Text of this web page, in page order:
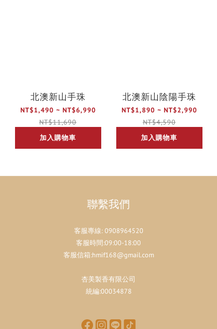
北澳新山手珠
NT$1,490 ~ NT$6,990
NT$11,690
加入購物車
北澳新山陰陽手珠
NT$1,890 ~ NT$2,990
NT$4,590
加入購物車
聯繫我們
客服專線: 0908964520
客服時間:09:00-18:00
客服信箱:hmif168@gmail.com
杏美製香有限公司
統編:00034878